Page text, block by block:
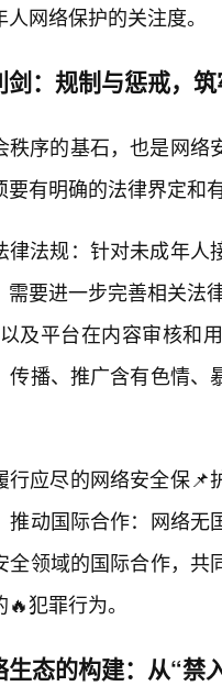
网络保护的关注度。
剑：规制与惩戒，
秩序的基石，也是网
要有明确的法律界定和
律法规：针对未成年
需要进一步完善相关法
及平台在内容审核和
传播、推广含有色情
行应尽的网络安全保
推动国际合作：网络
全领域的国际合作，
犯罪行为。
态的构建：从“禁